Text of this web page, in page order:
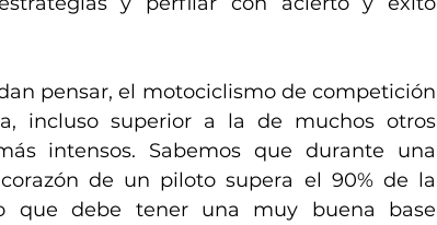
pensar, el motociclismo de competición
incluso superior a la de muchos otros
intensos. Sabemos que durante una
de un piloto supera el 90% de la
que debe tener una muy buena base